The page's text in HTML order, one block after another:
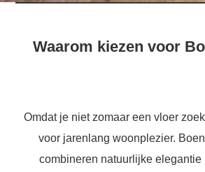
Waarom kiezen voor
Omdat je niet zomaar een vloer
voor jarenlang woonplezier.
combineren natuurlijke elegantie